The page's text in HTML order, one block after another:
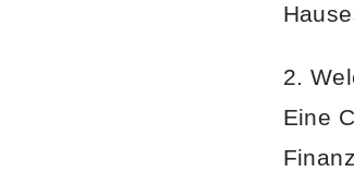
2.
Eine